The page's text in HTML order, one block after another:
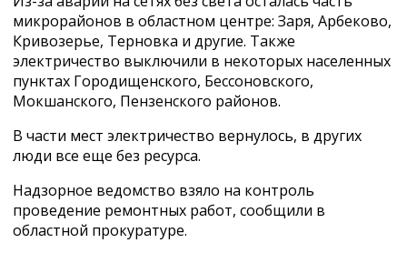
микрорайонов в областном центре: Заря, Арбеково,
Кривозерье, Терновка и другие. Также
электричество выключили в некоторых населенных
пунктах Городищенского, Бессоновского,
Мокшанского, Пензенского районов.
В части мест электричество вернулось, в других
люди все еще без ресурса.
Надзорное ведомство взяло на контроль
проведение ремонтных работ, сообщили в
областной прокуратуре.